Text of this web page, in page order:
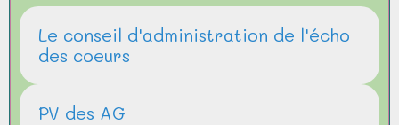
Le conseil d'administration de l'écho
des coeurs
PV des AG